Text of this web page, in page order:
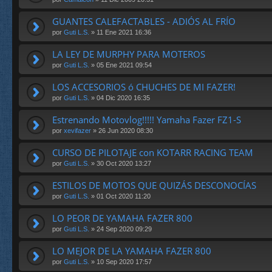
GUANTES CALEFACTABLES - ADIÓS AL FRÍO
por Guti L.S. » 11 Ene 2021 16:36
LA LEY DE MURPHY PARA MOTEROS
por Guti L.S. » 05 Ene 2021 09:54
LOS ACCESORIOS ó CHUCHES DE MI FAZER!
por Guti L.S. » 04 Dic 2020 16:35
Estrenando Motovlog!!!!! Yamaha Fazer FZ1-S
por xevifazer » 26 Jun 2020 08:30
CURSO DE PILOTAJE con KOTARR RACING TEAM
por Guti L.S. » 30 Oct 2020 13:27
ESTILOS DE MOTOS QUE QUIZÁS DESCONOCÍAS
por Guti L.S. » 01 Oct 2020 11:20
LO PEOR DE YAMAHA FAZER 800
por Guti L.S. » 24 Sep 2020 09:29
LO MEJOR DE LA YAMAHA FAZER 800
por Guti L.S. » 10 Sep 2020 17:57